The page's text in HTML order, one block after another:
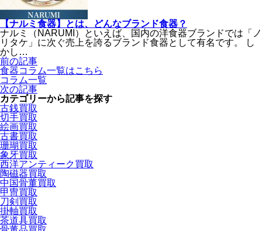
【ナルミ食器】とは、どんなブランド食器？
ナルミ（NARUMI）といえば、国内の洋食器ブランドでは「ノ
リタケ」に次ぐ売上を誇るブランド食器として有名です。 し
かし…
前の記事
食器コラム一覧はこちら
コラム一覧
次の記事
カテゴリーから記事を探す
古銭買取
切手買取
絵画買取
古書買取
珊瑚買取
象牙買取
西洋アンティーク買取
陶磁器買取
中国骨董買取
甲冑買取
刀剣買取
掛軸買取
茶道具買取